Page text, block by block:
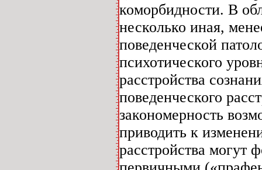
коморбидности. В
несколько иная,
поведенческой
психотического
расстройства
поведенческого
закономерность
приводить к
расстройства могут